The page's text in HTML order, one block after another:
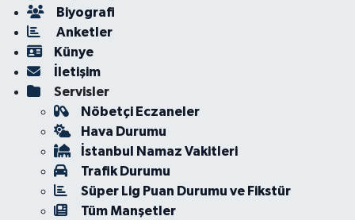
Biyografi
Anketler
Künye
İletişim
Servisler
Nöbetçi Eczaneler
Hava Durumu
İstanbul Namaz Vakitleri
Trafik Durumu
Süper Lig Puan Durumu ve Fikstür
Tüm Manşetler